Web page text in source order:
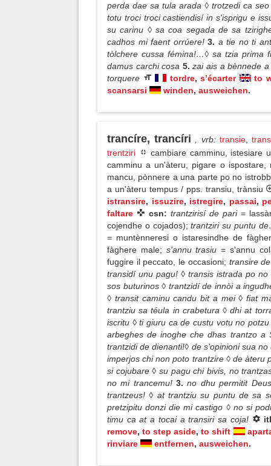
perda dae sa tula arada ◊ trotzedi ca
totu troci troci castiendisí in s'isprigu e
su carinu ◊ sa coa segada de sa
cadhos mi faent orrúere! 3. a tie no ti
tòlchere cussa fémina!…◊ sa tzia prima
damus carchi cosa 5.zai ais a bènnede
torquere
tordre, s’écarter
to
scansarsi
winden, ausweichen.
trancíre, trancíri , vrb: transie,
trentziri
cambiare camminu, istesiare
camminu a un'àteru, pigare o
mancu, pònnere a una parte po no
a un'àteru tempus / pps. transiu, trànsiu
istransire, issuzire, istregire, passai,
faltare
csn: trantzirisí de pari =
cojendhe o cojados); trantziri su puntu
= muntènneresi o istaresindhe de
fàghere male; s'annu trasiu= s'annu
fuggire il peccato, le occasioni; transire
transidí unu pagu! ◊ transis istrada po
sos buturinos ◊ trantzidí de innòi a
◊ transit caminu candu bit a mei ◊ fiat
trantziu sa téula in crabetura ◊ dhi at
iscritu ◊ ti giuru ca de custu votu no
arbeghes de inoghe che dhas trantzo
trantzidi de dienanti!◊ de s'opinioni sua
imperjos chi non poto trantzire ◊ de àteru
si cojubare ◊ su pagu chi bivis, no
no mi trancemu!3.no dhu permitit
trantzeus! ◊ at trantziu su puntu de sa
pretzipitu donzi die mi castigo ◊ no si
timu ca at a tocai a transiri sa coja!
remove, to step aside, to shift
rinviare
entfernen, ausweichen.